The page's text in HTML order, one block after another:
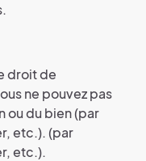
droit de
ne pouvez pas
ou du bien (par
etc.). (par
etc.).